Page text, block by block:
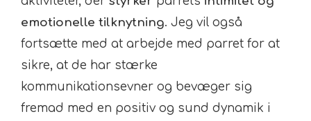
emotionelle tilknytning. Jeg vil også
fortsætte med at arbejde med parret for at
sikre, at de har stærke
kommunikationsevner og bevæger sig
fremad med en positiv og sund dynamik i